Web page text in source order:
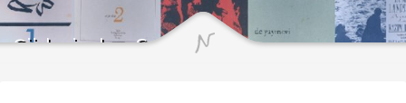
Şiirlerinden Seçmeler